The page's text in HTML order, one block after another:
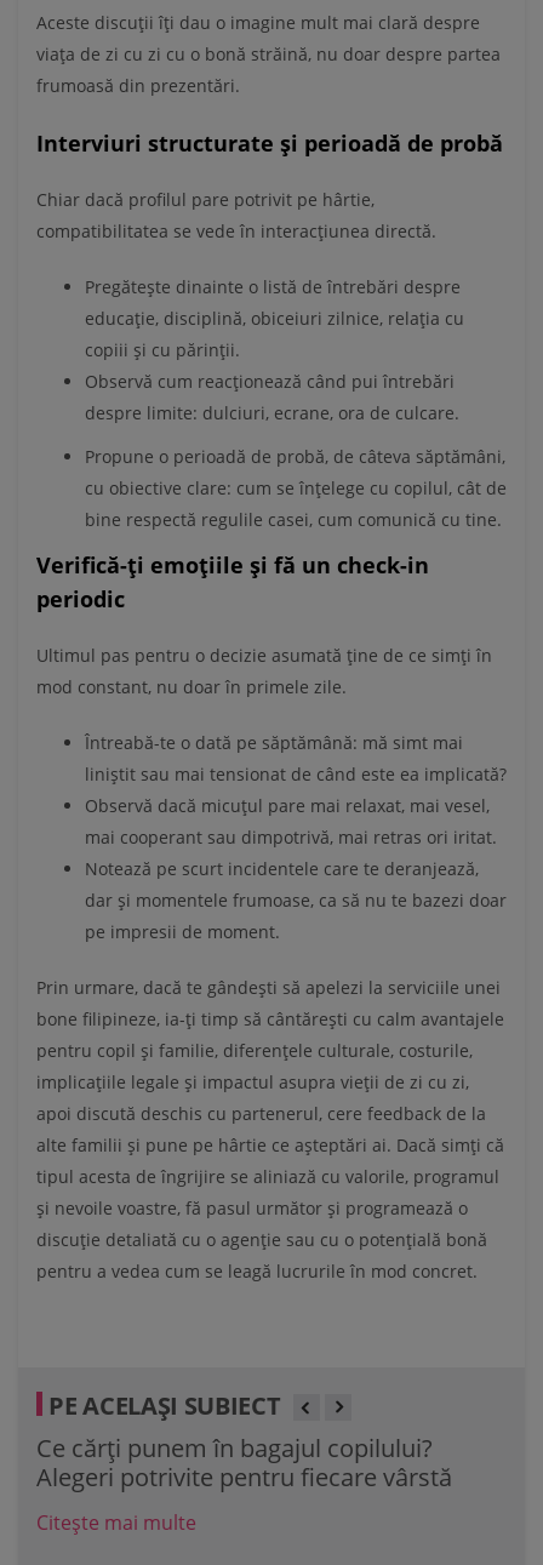
Aceste discuții îți dau o imagine mult mai clară despre
viața de zi cu zi cu o bonă străină, nu doar despre partea
frumoasă din prezentări.
Interviuri structurate și perioadă de probă
Chiar dacă profilul pare potrivit pe hârtie,
compatibilitatea se vede în interacțiunea directă.
Pregătește dinainte o listă de întrebări despre
educație, disciplină, obiceiuri zilnice, relația cu
copiii și cu părinții.
Observă cum reacționează când pui întrebări
despre limite: dulciuri, ecrane, ora de culcare.
Propune o perioadă de probă, de câteva săptămâni,
cu obiective clare: cum se înțelege cu copilul, cât de
bine respectă regulile casei, cum comunică cu tine.
Verifică-ți emoțiile și fă un check-in
periodic
Ultimul pas pentru o decizie asumată ține de ce simți în
mod constant, nu doar în primele zile.
Întreabă-te o dată pe săptămână: mă simt mai
liniștit sau mai tensionat de când este ea implicată?
Observă dacă micuțul pare mai relaxat, mai vesel,
mai cooperant sau dimpotrivă, mai retras ori iritat.
Notează pe scurt incidentele care te deranjează,
dar și momentele frumoase, ca să nu te bazezi doar
pe impresii de moment.
Prin urmare, dacă te gândești să apelezi la serviciile unei
bone filipineze, ia-ți timp să cântărești cu calm avantajele
pentru copil și familie, diferențele culturale, costurile,
implicațiile legale și impactul asupra vieții de zi cu zi,
apoi discută deschis cu partenerul, cere feedback de la
alte familii și pune pe hârtie ce așteptări ai. Dacă simți că
tipul acesta de îngrijire se aliniază cu valorile, programul
și nevoile voastre, fă pasul următor și programează o
discuție detaliată cu o agenție sau cu o potențială bonă
pentru a vedea cum se leagă lucrurile în mod concret.
PE ACELAȘI SUBIECT
Ce cărți punem în bagajul copilului?
Alegeri potrivite pentru fiecare vârstă
Citește mai multe